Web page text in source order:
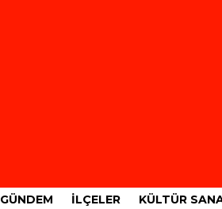
GÜNDEM İLÇELER KÜLTÜR